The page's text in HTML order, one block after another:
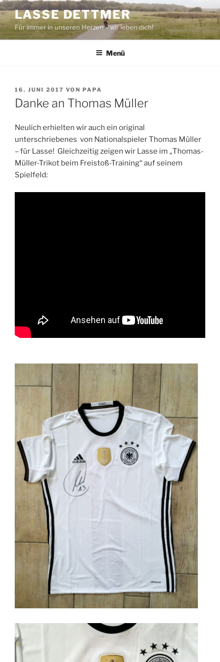
Zum
Inhalt
springen
LASSE DETTMER
Für immer in unseren Herzen – wir leben dich!
Menü
VERÖFFENTLICHT
AM
16. JUNI 2017 VON PAPA
Danke an Thomas Müller
Neulich erhielten wir auch ein original
unterschriebenes von Nationalspieler Thomas Müller
– für Lasse! Gleichzeitig zeigen wir Lasse im „Thomas-
Müller-Trikot beim Freistoß-Training“ auf seinem
Spielfeld: